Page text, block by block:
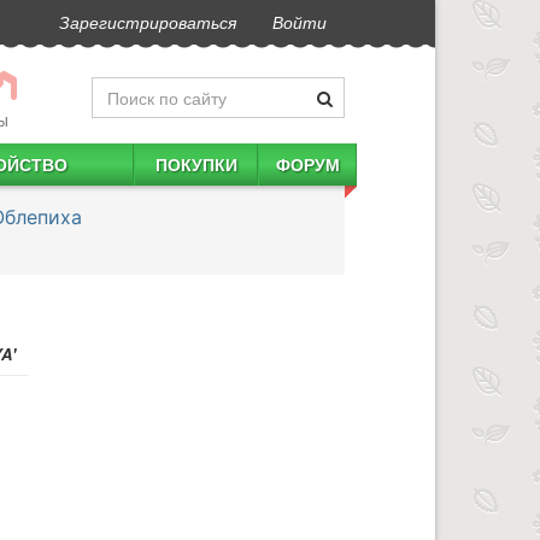
Зарегистрироваться Войти
ПОКУПКИ ФОРУМ